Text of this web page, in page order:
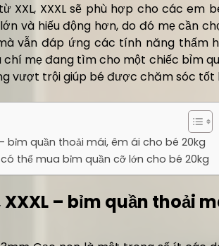
XXL, XXXL sẽ phù hợp cho các em
và hiếu động hơn, do đó mẹ cần
vẫn đáp ứng các tính năng thấm
mẹ đang tìm cho một chiếc bỉm
vượt trội giúp bé được chăm sóc tốt
– bỉm quần thoải mái, êm ái cho bé 20kg
thể mua bỉm quần cỡ lớn cho bé 20kg
XXXL – bỉm quần thoải